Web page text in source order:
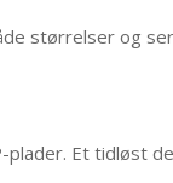
størrelser og
plader. Et tidløst